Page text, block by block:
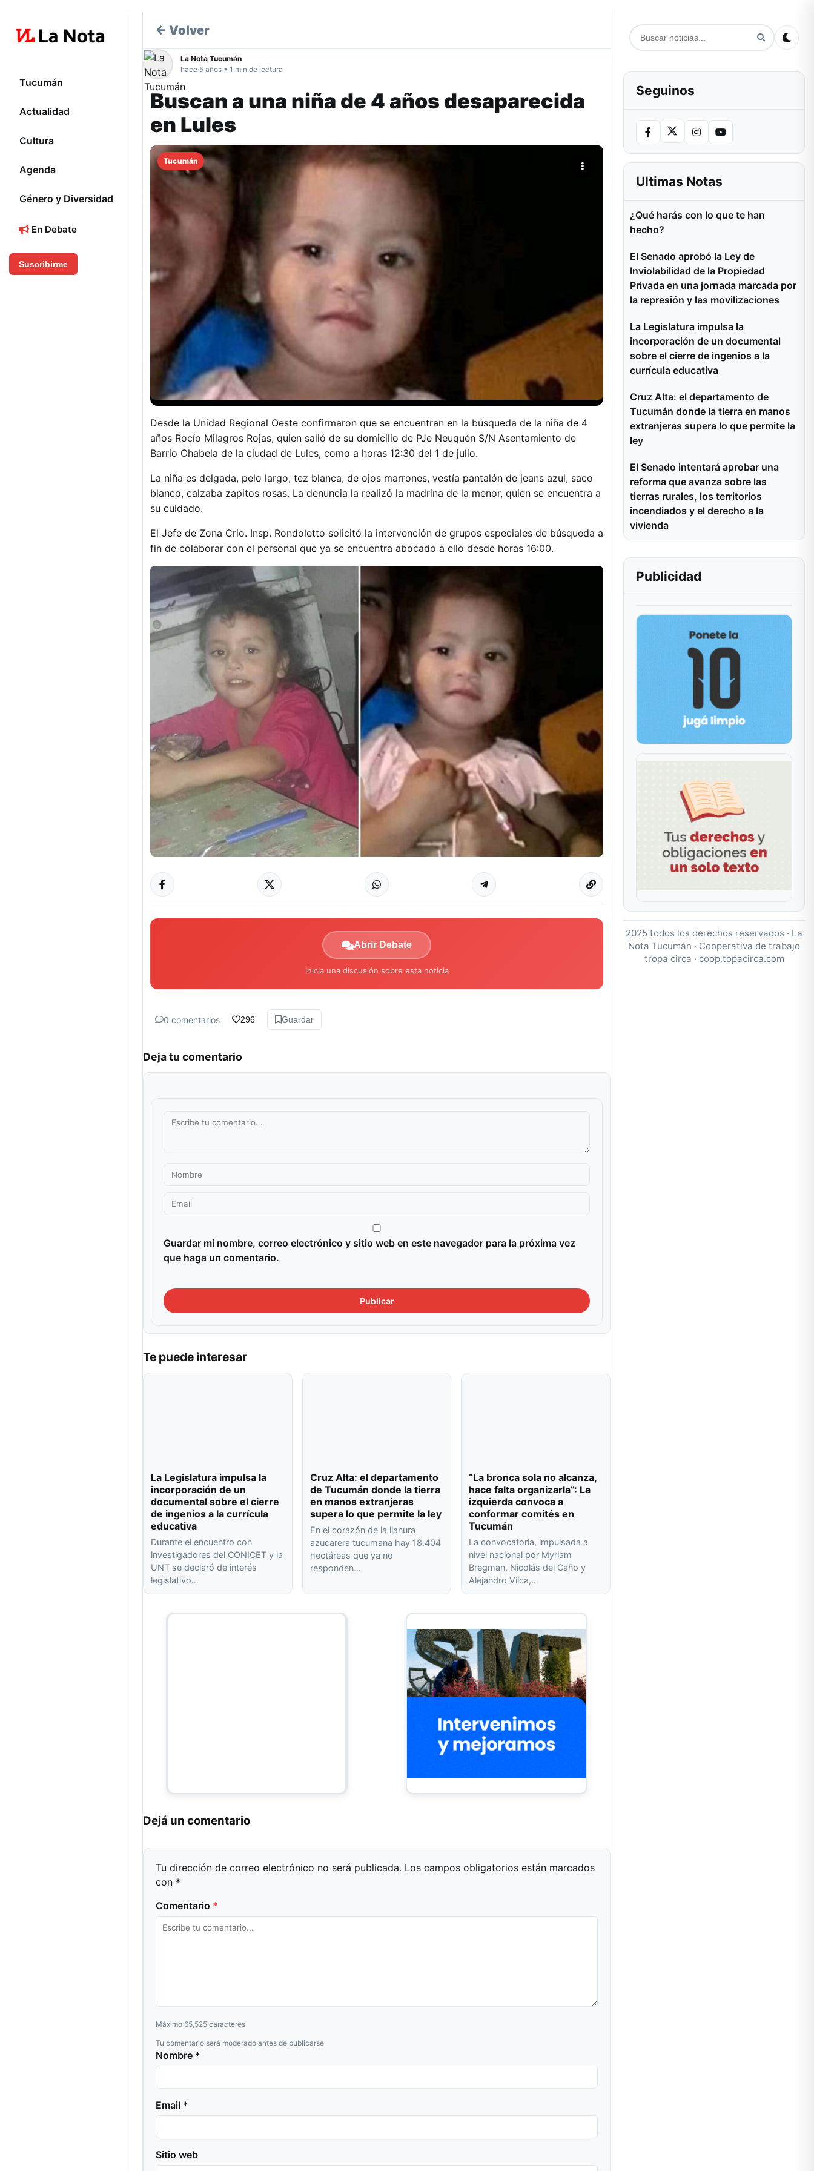
Tucumán
Actualidad
Cultura
Agenda
Género y Diversidad
En Debate
Suscribirme
← Volver
La Nota Tucumán
hace 5 años • 1 min de lectura
Buscan a una niña de 4 años desaparecida
en Lules
Tucumán
Desde la Unidad Regional Oeste confirmaron que se encuentran en la búsqueda de la niña de 4
años Rocío Milagros Rojas, quien salió de su domicilio de PJe Neuquén S/N Asentamiento de
Barrio Chabela de la ciudad de Lules, como a horas 12:30 del 1 de julio.
La niña es delgada, pelo largo, tez blanca, de ojos marrones, vestía pantalón de jeans azul, saco
blanco, calzaba zapitos rosas. La denuncia la realizó la madrina de la menor, quien se encuentra a
su cuidado.
El Jefe de Zona Crio. Insp. Rondoletto solicitó la intervención de grupos especiales de búsqueda a
fin de colaborar con el personal que ya se encuentra abocado a ello desde horas 16:00.
Abrir Debate
Inicia una discusión sobre esta noticia
0 comentarios 296 Guardar
Deja tu comentario
Guardar mi nombre, correo electrónico y sitio web en este navegador para la próxima vez
que haga un comentario.
Te puede interesar
La Legislatura impulsa la
incorporación de un
documental sobre el cierre
de ingenios a la currícula
educativa
Durante el encuentro con
investigadores del CONICET y la
UNT se declaró de interés
legislativo…
Cruz Alta: el departamento
de Tucumán donde la tierra
en manos extranjeras
supera lo que permite la ley
En el corazón de la llanura
azucarera tucumana hay 18.404
hectáreas que ya no
responden…
“La bronca sola no alcanza,
hace falta organizarla”: La
izquierda convoca a
conformar comités en
Tucumán
La convocatoria, impulsada a
nivel nacional por Myriam
Bregman, Nicolás del Caño y
Alejandro Vilca,…
Dejá un comentario
Tu dirección de correo electrónico no será publicada. Los campos obligatorios están marcados
con *
Comentario *
Máximo 65,525 caracteres
Tu comentario será moderado antes de publicarse
Nombre *
Email *
Sitio web
Seguinos
Ultimas Notas
¿Qué harás con lo que te han
hecho?
El Senado aprobó la Ley de
Inviolabilidad de la Propiedad
Privada en una jornada marcada por
la represión y las movilizaciones
La Legislatura impulsa la
incorporación de un documental
sobre el cierre de ingenios a la
currícula educativa
Cruz Alta: el departamento de
Tucumán donde la tierra en manos
extranjeras supera lo que permite la
ley
El Senado intentará aprobar una
reforma que avanza sobre las
tierras rurales, los territorios
incendiados y el derecho a la
vivienda
Publicidad
2025 todos los derechos reservados · La
Nota Tucumán · Cooperativa de trabajo
tropa circa · coop.topacirca.com